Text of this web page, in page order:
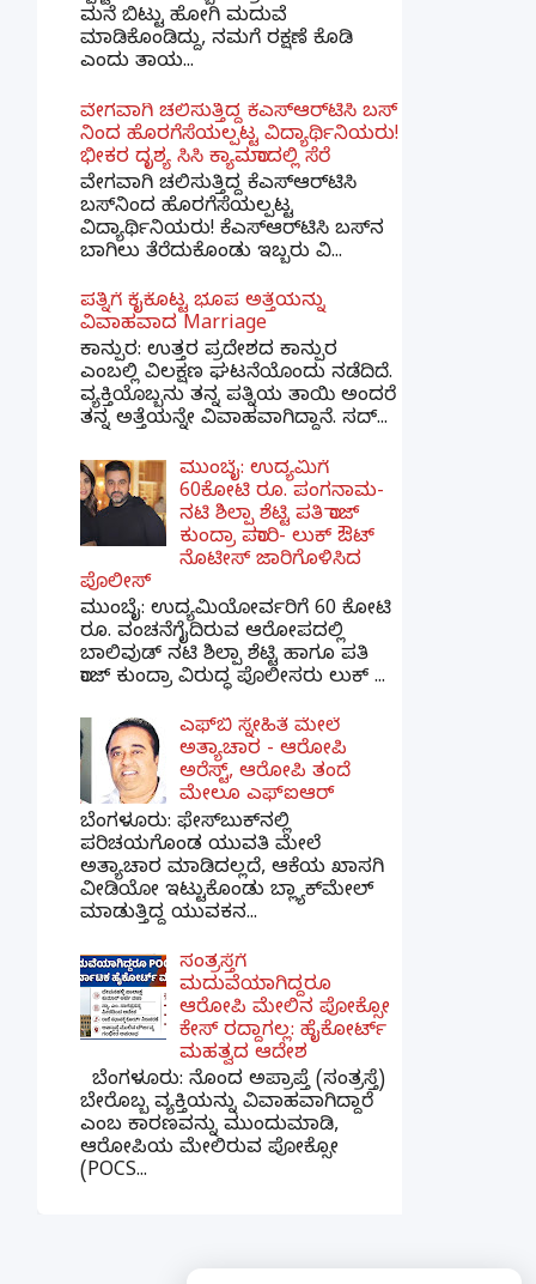
ಮನೆ ಬಿಟ್ಟು ಹೋಗಿ ಮದುವೆ
ಮಾಡಿಕೊಂಡಿದ್ದು, ನಮಗೆ ರಕ್ಷಣೆ ಕೊಡಿ
ಎಂದು ತಾಯ...
ವೇಗವಾಗಿ ಚಲಿಸುತ್ತಿದ್ದ ಕೆಎಸ್​ಆರ್​ಟಿಸಿ ಬಸ್​
ನಿಂದ ಹೊರಗೆಸೆಯಲ್ಪಟ್ಟ ವಿದ್ಯಾರ್ಥಿನಿಯರು!
ಭೀಕರ ದೃಶ್ಯ ಸಿಸಿ ಕ್ಯಾಮರಾದಲ್ಲಿ ಸೆರೆ
ವೇಗವಾಗಿ ಚಲಿಸುತ್ತಿದ್ದ ಕೆಎಸ್‌ಆರ್‌ಟಿಸಿ
ಬಸ್‌ನಿಂದ ಹೊರಗೆಸೆಯಲ್ಪಟ್ಟ
ವಿದ್ಯಾರ್ಥಿನಿಯರು! ಕೆಎಸ್‌ಆರ್‌ಟಿಸಿ ಬಸ್‌ನ
ಬಾಗಿಲು ತೆರೆದುಕೊಂಡು ಇಬ್ಬರು ವಿ...
ಪತ್ನಿಗೆ ಕೈಕೊಟ್ಟ ಭೂಪ ಅತ್ತೆಯನ್ನು
ವಿವಾಹವಾದ Marriage
ಕಾನ್ಪುರ: ಉತ್ತರ ಪ್ರದೇಶದ ಕಾನ್ಪುರ
ಎಂಬಲ್ಲಿ ವಿಲಕ್ಷಣ ಘಟನೆಯೊಂದು ನಡೆದಿದೆ.
ವ್ಯಕ್ತಿಯೊಬ್ಬನು ತನ್ನ ಪತ್ನಿಯ ತಾಯಿ ಅಂದರೆ
ತನ್ನ ಅತ್ತೆಯನ್ನೇ ವಿವಾಹವಾಗಿದ್ದಾನೆ. ಸದ್...
ಮುಂಬೈ: ಉದ್ಯಮಿಗೆ
60ಕೋಟಿ ರೂ. ಪಂಗನಾಮ-
ನಟಿ ಶಿಲ್ಪಾ ಶೆಟ್ಟಿ ಪತಿ ರಾಜ್
ಕುಂದ್ರಾ ಪರಾರಿ- ಲುಕ್ ಔಟ್
ನೊಟೀಸ್ ಜಾರಿಗೊಳಿಸಿದ
ಪೊಲೀಸ್
ಮುಂಬೈ: ಉದ್ಯಮಿಯೋರ್ವರಿಗೆ 60 ಕೋಟಿ
ರೂ. ವಂಚನೆಗೈದಿರುವ ಆರೋಪದಲ್ಲಿ
ಬಾಲಿವುಡ್ ನಟಿ ಶಿಲ್ಪಾ ಶೆಟ್ಟಿ ಹಾಗೂ ಪತಿ
ರಾಜ್ ಕುಂದ್ರಾ ವಿರುದ್ಧ ಪೊಲೀಸರು ಲುಕ್ ...
ಎಫ್‌ಬಿ ಸ್ನೇಹಿತೆ ಮೇಲೆ
ಅತ್ಯಾಚಾರ - ಆರೋಪಿ
ಅರೆಸ್ಟ್, ಆರೋಪಿ ತಂದೆ
ಮೇಲೂ ಎಫ್ಐಆರ್
ಬೆಂಗಳೂರು: ಫೇಸ್‌ಬುಕ್‌ನಲ್ಲಿ
ಪರಿಚಯಗೊಂಡ ಯುವತಿ ಮೇಲೆ
ಅತ್ಯಾಚಾರ ಮಾಡಿದಲ್ಲದೆ, ಆಕೆಯ ಖಾಸಗಿ
ವೀಡಿಯೋ ಇಟ್ಟುಕೊಂಡು ಬ್ಲ್ಯಾಕ್‌ಮೇಲ್
ಮಾಡುತ್ತಿದ್ದ ಯುವಕನ...
ಸಂತ್ರಸ್ತೆಗೆ
ಮದುವೆಯಾಗಿದ್ದರೂ
ಆರೋಪಿ ಮೇಲಿನ ಪೋಕ್ಸೋ
ಕೇಸ್ ರದ್ದಾಗಲ್ಲ: ಹೈಕೋರ್ಟ್
ಮಹತ್ವದ ಆದೇಶ
ಬೆಂಗಳೂರು: ನೊಂದ ಅಪ್ರಾಪ್ತೆ (ಸಂತ್ರಸ್ತೆ)
ಬೇರೊಬ್ಬ ವ್ಯಕ್ತಿಯನ್ನು ವಿವಾಹವಾಗಿದ್ದಾರೆ
ಎಂಬ ಕಾರಣವನ್ನು ಮುಂದುಮಾಡಿ,
ಆರೋಪಿಯ ಮೇಲಿರುವ ಪೋಕ್ಸೋ
(POCS...